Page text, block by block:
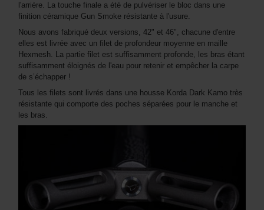
l'arrière. La touche finale a été de pulvériser le bloc dans une
finition céramique Gun Smoke résistante à l'usure.
Nous avons fabriqué deux versions, 42" et 46", chacune d'entre
elles est livrée avec un filet de profondeur moyenne en maille
Hexmesh. La partie filet est suffisamment profonde, les bras étant
suffisamment éloignés de l'eau pour retenir et empêcher la carpe
de s’échapper !
Tous les filets sont livrés dans une housse Korda Dark Kamo très
résistante qui comporte des poches séparées pour le manche et
les bras.